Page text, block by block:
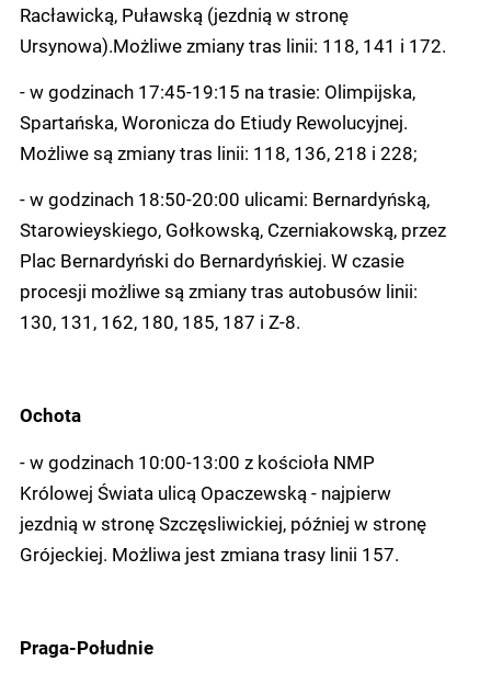
Racławicką, Puławską (jezdnią w stronę
Ursynowa).Możliwe zmiany tras linii: 118, 141 i 172.
- w godzinach 17:45-19:15 na trasie: Olimpijska,
Spartańska, Woronicza do Etiudy Rewolucyjnej.
Możliwe są zmiany tras linii: 118, 136, 218 i 228;
- w godzinach 18:50-20:00 ulicami: Bernardyńską,
Starowieyskiego, Gołkowską, Czerniakowską, przez
Plac Bernardyński do Bernardyńskiej. W czasie
procesji możliwe są zmiany tras autobusów linii:
130, 131, 162, 180, 185, 187 i Z-8.
Ochota
- w godzinach 10:00-13:00 z kościoła NMP
Królowej Świata ulicą Opaczewską - najpierw
jezdnią w stronę Szczęsliwickiej, później w stronę
Grójeckiej. Możliwa jest zmiana trasy linii 157.
Praga-Południe